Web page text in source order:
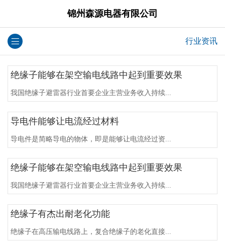
锦州森源电器有限公司
行业资讯
绝缘子能够在架空输电线路中起到重要效果
我国绝缘子避雷器行业首要企业主营业务收入持续...
导电件能够让电流经过材料
导电件是简略导电的物体，即是能够让电流经过资...
绝缘子能够在架空输电线路中起到重要效果
我国绝缘子避雷器行业首要企业主营业务收入持续...
绝缘子有杰出耐老化功能
绝缘子在高压输电线路上，复合绝缘子的老化直接...